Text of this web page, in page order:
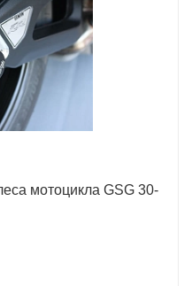
мотоцикла GSG 30-